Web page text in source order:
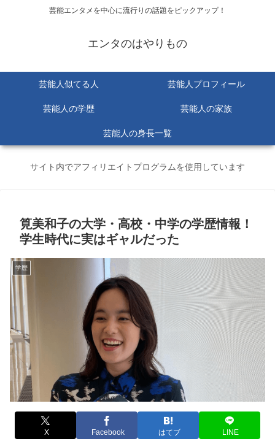
芸能エンタメを中心に流行りの話題をピックアップ！
エンタのはやりもの
芸能人似てる人 芸能人プロフィール
芸能人の学歴 芸能人の家族
芸能人の身長一覧
サイト内でアフィリエイトプログラムを使用しています
筧美和子の大学・高校・中学の学歴情報！
学生時代に実はギャルだった
学歴
X Facebook はてブ LINE